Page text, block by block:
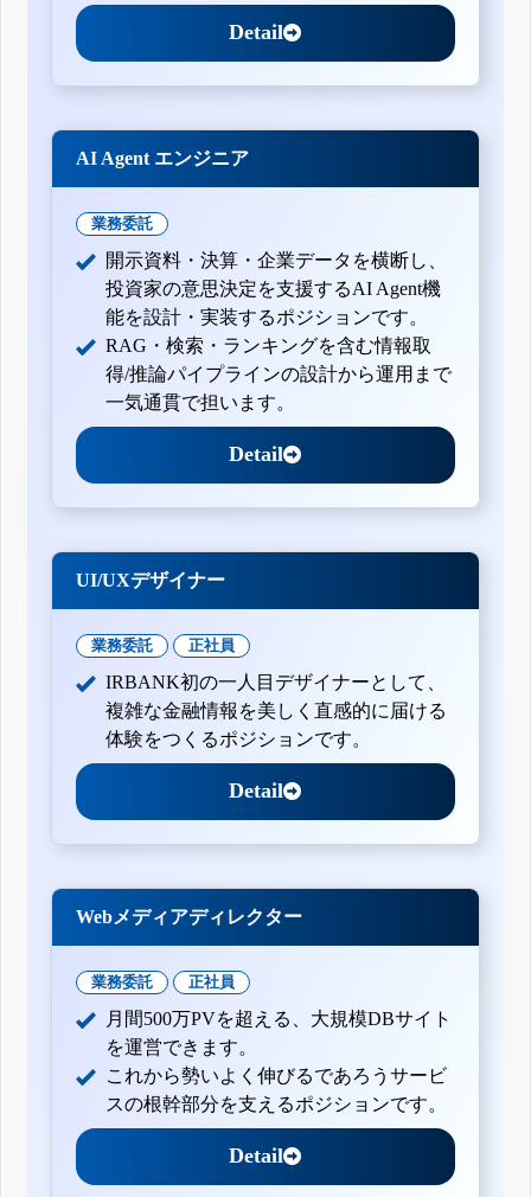
Detail
AI Agent エンジニア
業務委託
開示資料・決算・企業データを横断し、
投資家の意思決定を支援するAI Agent機
能を設計・実装するポジションです。
RAG・検索・ランキングを含む情報取
得/推論パイプラインの設計から運用まで
一気通貫で担います。
Detail
UI/UXデザイナー
業務委託 正社員
IRBANK初の一人目デザイナーとして、
複雑な金融情報を美しく直感的に届ける
体験をつくるポジションです。
Detail
Webメディアディレクター
業務委託 正社員
月間500万PVを超える、大規模DBサイト
を運営できます。
これから勢いよく伸びるであろうサービ
スの根幹部分を支えるポジションです。
Detail